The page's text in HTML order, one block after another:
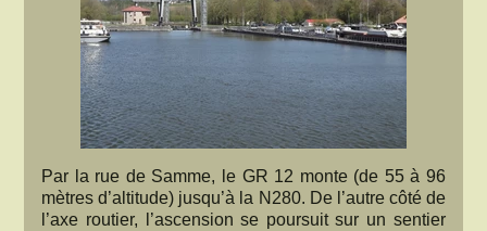
Par la rue de Samme, le GR 12 monte (de 55 à 96
mètres d’altitude) jusqu’à la N280. De l’autre côté de
l’axe routier, l’ascension se poursuit sur un sentier